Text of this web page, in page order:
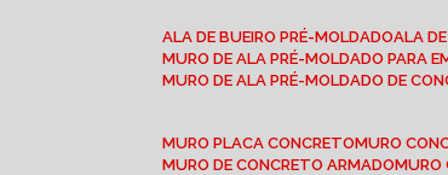
ALA DE BUEIRO PRÉ-MOLDADO ALA
MURO DE ALA PRÉ-MOLDADO PARA
MURO DE ALA PRÉ-MOLDADO DE
MURO PLACA CONCRETO
MURO
MURO DE CONCRETO ARMADO